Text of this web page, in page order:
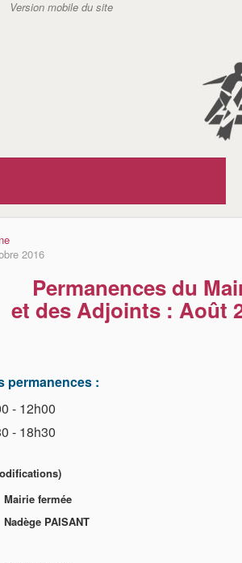
MILIEU RURAL (ADMR)
D'ACTION SOCIAL (CCAS)
INFIRMIERS A DOMICILE (SSIAD)
CARANTILLY
/ REPAM
2016
Permanences du
et des Adjoints : Août
permanences :
- 12h00
- 18h30
Mairie fermée
Nadège PAISANT